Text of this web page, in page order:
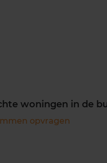
woningen in de
opvragen